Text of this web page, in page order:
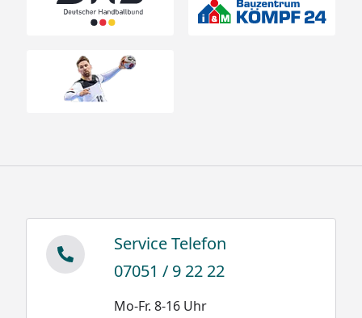
Service Telefon
07051 / 9 22 22
Mo-Fr. 8-16 Uhr